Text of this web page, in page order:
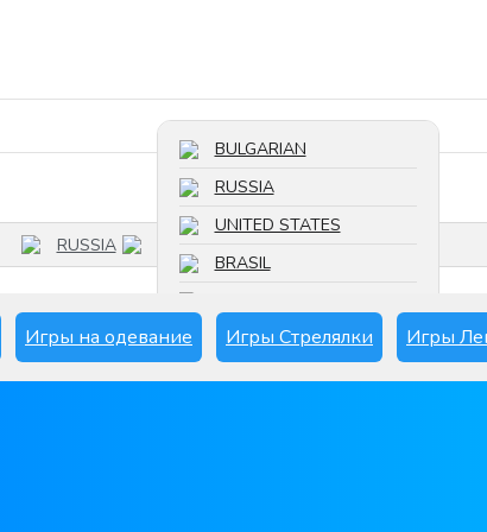
RUSSIA
BULGARIAN
RUSSIA
UNITED STATES
BRASIL
SPAIN
Игры на одевание Игры Стрелялки Игры